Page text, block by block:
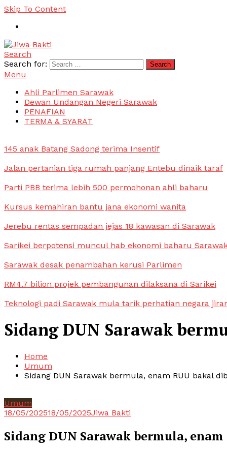
Skip To Content
Jiwa Bakti
Suara PBB Sarawak
Search
Search for:
Menu
Ahli Parlimen Sarawak
Dewan Undangan Negeri Sarawak
PENAFIAN
TERMA & SYARAT
145 anak Batang Sadong terima Insentif
Jalan pertanian tiga rumah panjang Entebu dinaik taraf
Parti PBB terima lebih 500 permohonan ahli baharu
Kursus kemahiran bantu jana ekonomi wanita
Jerebu rentas sempadan jejas 18 kawasan di Sarawak
Sarikei berpotensi muncul hab ekonomi baharu
Sarawak desak penambahan kerusi Parlimen
RM4.7 bilion projek pembangunan dilaksana di Sarikei
Teknologi padi Sarawak mula tarik perhatian negara
Sidang DUN Sarawak
Home
Umum
Sidang DUN Sarawak bermula, enam RUU bakal
Umum
18/05/202518/05/2025Jiwa Bakti
Sidang DUN Sarawak bermula,